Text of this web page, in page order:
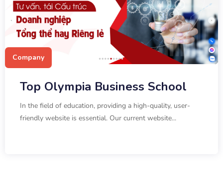
Company
Top Olympia Business School
In the field of education, providing a high-quality, user-
friendly website is essential. Our current website...